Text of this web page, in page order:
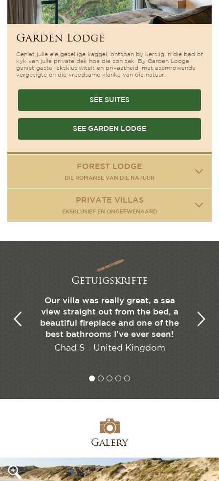
Garden Lodge
Geniet julle eie gesellige kaggel, ontspan by kerslig in die bad of
kyk van julle private dek hoe die son sak. By Garden Lodge
geniet gaste eksklusiwiteit en privaatheid, met asemrowende
vergesigte en die vreedsame klanke van die natuur.
SEE SUITES
SEE GARDEN LODGE
FOREST LODGE
DIE ROMANSE VAN DIE NATUUR
PRIVATE VILLAS
EKSKLUSIEF EN ONGEËWENAARD
Getuigskrifte
Our villa was really great, a sea
view straight out from the bed, a
beautiful fireplace and one of the
best bathrooms I've ever seen!
Chad S - United Kingdom
Lodge
Galery